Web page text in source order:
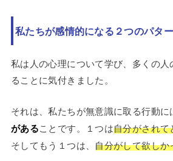
私たちが感情的になる２つのパタ
私は人の心理について学び、多くの人
ることに気付きました。
それは、私たちが無意識に取る行動に
があることです。１つは自分がされて
そしてもう１つは、 自分がして欲しか